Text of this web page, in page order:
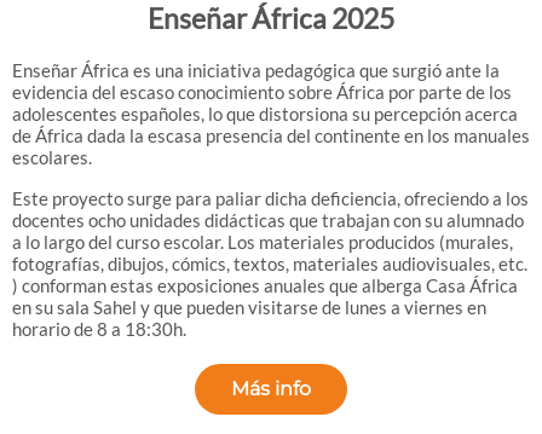
Enseñar África 2025
Enseñar África es una iniciativa pedagógica que surgió ante la
evidencia del escaso conocimiento sobre África por parte de los
adolescentes españoles, lo que distorsiona su percepción acerca
de África dada la escasa presencia del continente en los manuales
escolares.
Este proyecto surge para paliar dicha deficiencia, ofreciendo a los
docentes ocho unidades didácticas que trabajan con su alumnado
a lo largo del curso escolar. Los materiales producidos (murales,
fotografías, dibujos, cómics, textos, materiales audiovisuales, etc.
) conforman estas exposiciones anuales que alberga Casa África
en su sala Sahel y que pueden visitarse de lunes a viernes en
horario de 8 a 18:30h.
Más info